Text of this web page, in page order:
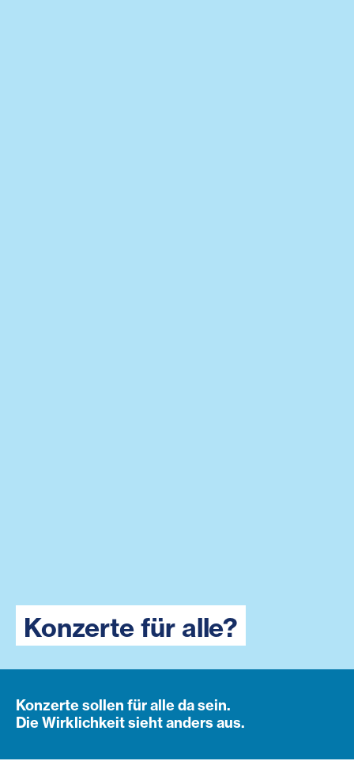
Konzerte für alle?
Konzerte sollen für alle da sein.
Die Wirklichkeit sieht anders aus.